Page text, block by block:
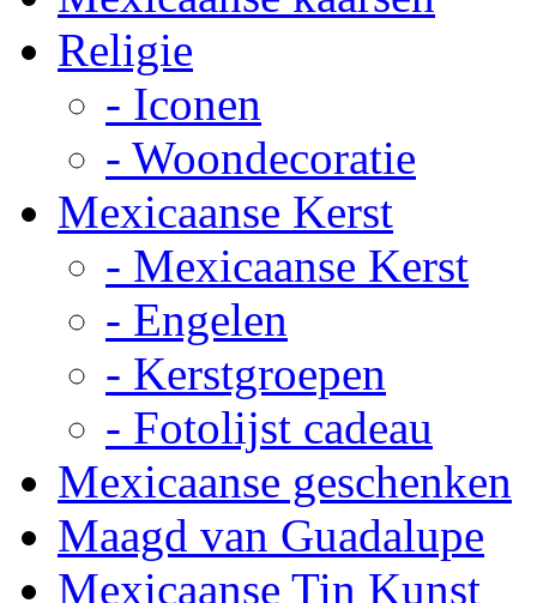
Religie
- Iconen
- Woondecoratie
Mexicaanse Kerst
- Mexicaanse Kerst
- Engelen
- Kerstgroepen
- Fotolijst cadeau
Mexicaanse geschenken
Maagd van Guadalupe
Mexicaanse Tin Kunst